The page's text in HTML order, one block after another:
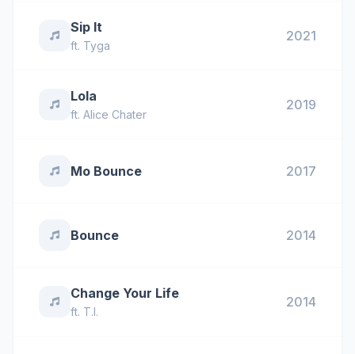
Sip It
ft. Tyga
2021
Lola
ft. Alice Chater
2019
Mo Bounce 2017
Bounce 2014
Change Your Life
ft. T.I.
2014